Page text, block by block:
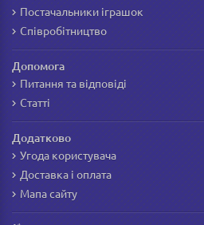
Постачальники іграшок
Співробітництво
Допомога
Питання та відповіді
Статті
Додатково
Угода користувача
Доставка і оплата
Мапа сайту